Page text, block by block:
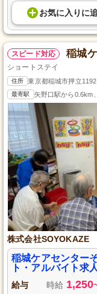
お気に入り に
スピード対応 稲城
ショートステイ
住所 東京都稲城市押立
最寄駅 矢野口駅から0.6km
株式会社SOYOKAZE
稲城ケアセンター
ト・アルバイト求人
給与 時給 1,250